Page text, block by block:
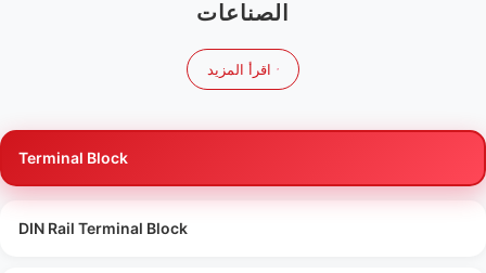
الصناعات
اقرأ المزيد
Terminal Block
DIN Rail Terminal Block